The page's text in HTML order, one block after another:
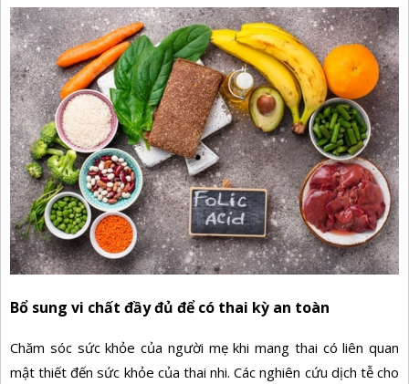
Bổ sung vi chất đầy đủ để có thai kỳ an toàn
Chăm sóc sức khỏe của người mẹ khi mang thai có liên quan
mật thiết đến sức khỏe của thai nhi. Các nghiên cứu dịch tễ cho